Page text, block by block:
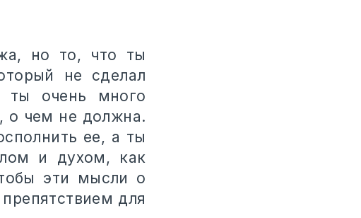
но то, что ты
не сделал
ты очень много
о чем не должна.
ее, а ты
и духом, как
эти мысли о
для